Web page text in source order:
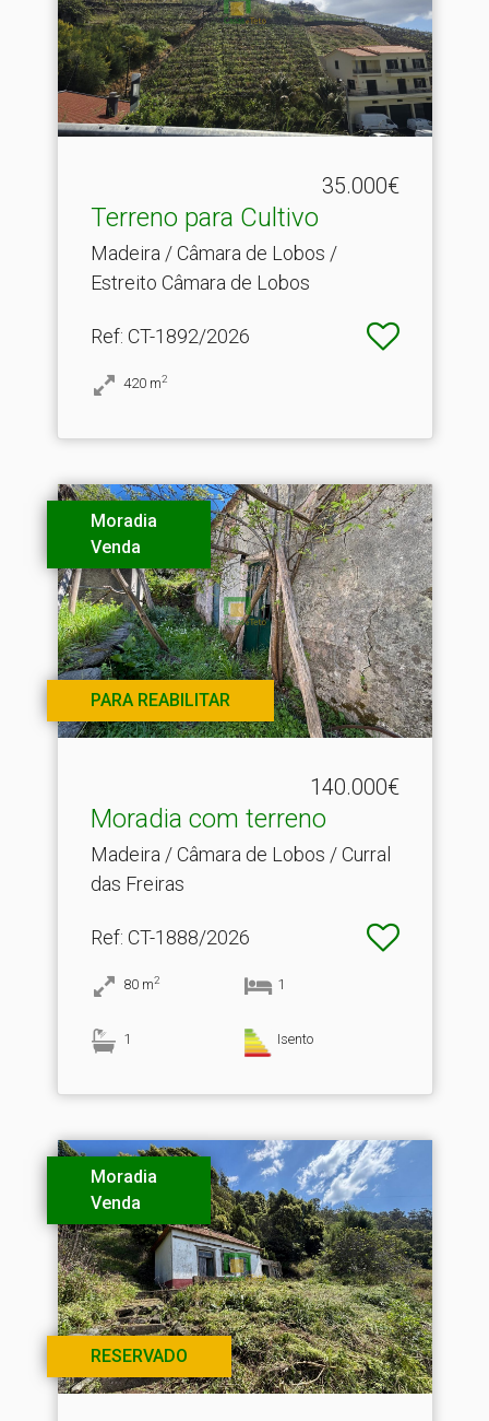
35.000€
Terreno para Cultivo
Madeira / Câmara de Lobos /
Estreito Câmara de Lobos
Ref: CT-1892/2026
420 m2
Moradia
Venda
PARA REABILITAR
140.000€
Moradia com terreno
Madeira / Câmara de Lobos / Curral
das Freiras
Ref: CT-1888/2026
80 m2 1
1 Isento
Moradia
Venda
RESERVADO